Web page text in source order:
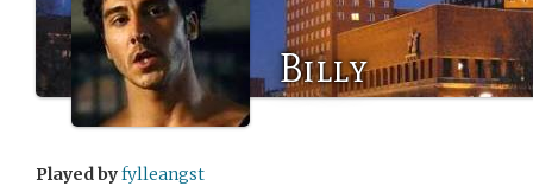
Billy
Played byfylleangst